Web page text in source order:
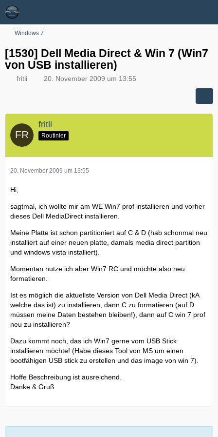
Windows 7
[1530] Dell Media Direct & Win 7 (Win7
von USB installieren)
fritli 20. November 2009 um 13:55
fritli
Routinier
20. November 2009 um 13:55
Hi,
sagtmal, ich wollte mir am WE Win7 prof installieren und vorher
dieses Dell MediaDirect installieren.
Meine Platte ist schon partitioniert auf C & D (hab schonmal neu
installiert auf einer neuen platte, damals media direct partition
und windows vista installiert).
Momentan nutze ich aber Win7 RC und möchte also neu
formatieren.
Ist es möglich die aktuellste Version von Dell Media Direct (kA
welche das ist) zu installieren, dann C zu formatieren (auf D
müssen meine Daten bestehen bleiben!), dann auf C win 7 prof
neu zu installieren?
Dazu kommt noch, das ich Win7 gerne vom USB Stick
installieren möchte! (Habe dieses Tool von MS um einen
bootfähigen USB stick zu erstellen und das image von win 7).
Hoffe Beschreibung ist ausreichend.
Danke & Gruß